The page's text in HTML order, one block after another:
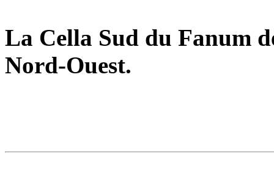
La Cella Sud du Fanum
Nord-Ouest.